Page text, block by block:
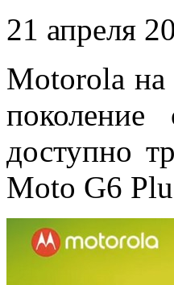
21 апреля
Motorola на
доступно
Moto G6